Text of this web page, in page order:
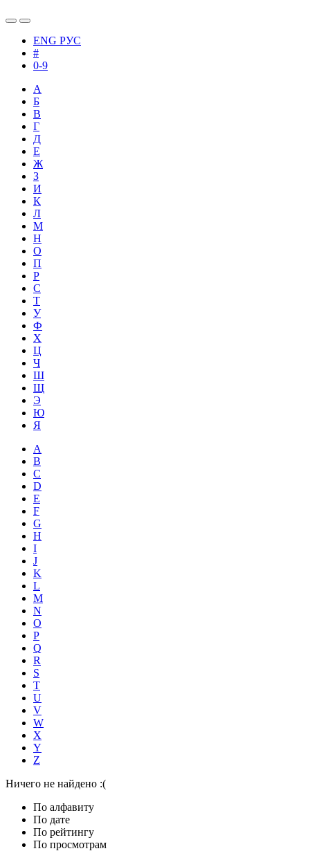
ENG РУС
#
0-9
А
Б
В
Г
Д
Е
Ж
З
И
К
Л
М
Н
О
П
Р
С
Т
У
Ф
Х
Ц
Ч
Ш
Щ
Э
Ю
Я
A
B
C
D
E
F
G
H
I
J
K
L
M
N
O
P
Q
R
S
T
U
V
W
X
Y
Z
Ничего не найдено :(
По алфавиту
По дате
По рейтингу
По просмотрам